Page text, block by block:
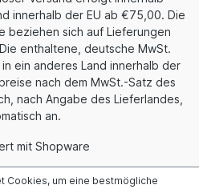
auf dem Chopin zu
so angepasst, dass es
Musikgenres gut
mit aufregendem
x Gizaudio
ergonomische Form
mit hochpräziser
hautfreundlichem,
aufregendes Design mit
Premium-Klang mit
Kabel Binary Acoustics
mit einem hochreinen OFC
innerhalb der EU ab €75,00. Die
beziehen sich auf Lieferungen
enthaltene, deutsche MwSt.
ein anderes Land innerhalb der
nach dem MwSt.-Satz des
nach Angabe des Lieferlandes,
an.
mit Shopware
Cookies, um eine bestmögliche